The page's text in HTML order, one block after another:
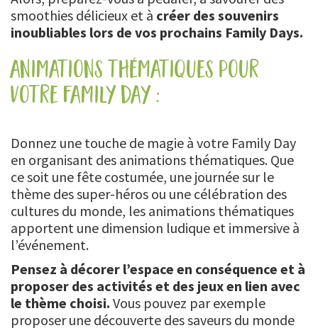
smoothies délicieux et à créer des souvenirs
inoubliables lors de vos prochains Family Days.
animations thématiques pour
votre family day :
Donnez une touche de magie à votre Family Day
en organisant des animations thématiques. Que
ce soit une fête costumée, une journée sur le
thème des super-héros ou une célébration des
cultures du monde, les animations thématiques
apportent une dimension ludique et immersive à
l’événement.
Pensez à décorer l’espace en conséquence et à
proposer des activités et des jeux en lien avec
le thème choisi. Vous pouvez par exemple
proposer une découverte des saveurs du monde